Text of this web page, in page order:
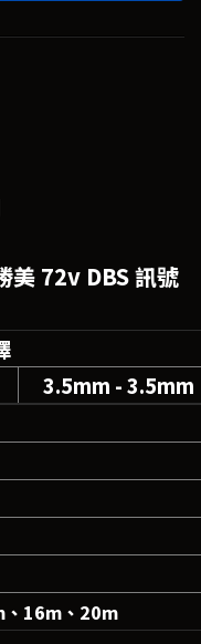
72v DBS 訊號
3.5mm - 3.5mm
16m、20m